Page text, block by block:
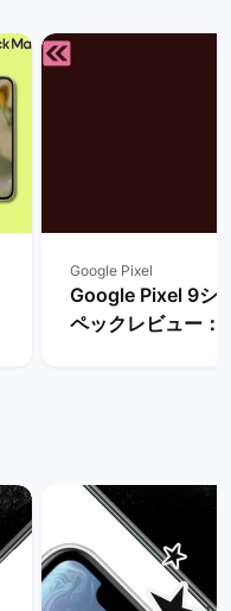
Google Pixel
Google Pixel 9シ
ペックレビュー：